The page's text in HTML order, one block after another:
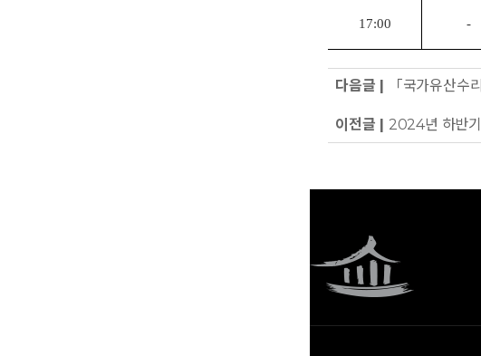
17:00 -
다음글 | 「국가유산수
이전글 | 2024년 하반